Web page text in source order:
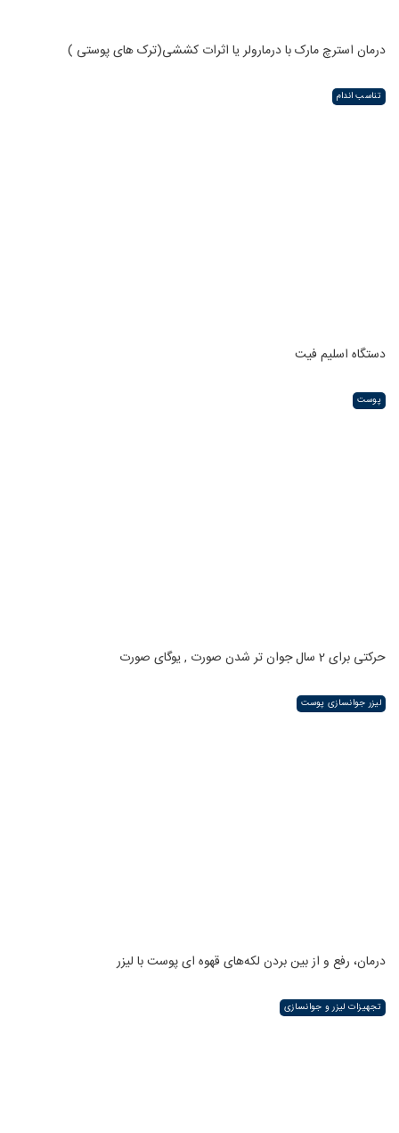
درمان استرچ مارک با درمارولر یا اثرات کششی(ترک های پوستی )
تناسب اندام
دستگاه اسلیم فیت
پوست
حرکتی برای 2 سال جوان تر شدن صورت , یوگای صورت
لیزر جوانسازی پوست
درمان، رفع و از بین بردن لکه‌های قهوه ای پوست با لیزر
تجهیزات لیزر و جوانسازی